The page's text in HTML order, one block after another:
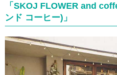
「SKOJ FLOWER and
ンド コーヒー)」